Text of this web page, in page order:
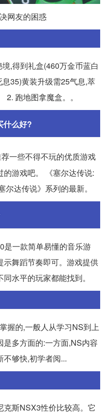
网友的困惑
,得到礼盒(460万金币蓝白
35)黄装升级需25气息,萃
2. 跑地图拿魔盒。。
什么好?
一些不得不玩的优质游戏
游戏吧。 《塞尔达传说:
达传说》系列的最新。
是一款简单易懂的音乐游
示舞蹈节奏即可。游戏提供
水平的玩家都能找到。
握的,一般人从学习NS到上
多方面的:一方面,NS内容
不够快,初学者阅...
斯NSX3性价比较高。它